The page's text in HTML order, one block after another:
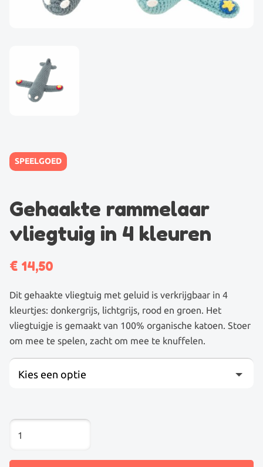
SPEELGOED
Gehaakte rammelaar
vliegtuig in 4 kleuren
€ 14,50
Dit gehaakte vliegtuig met geluid is verkrijgbaar in 4
kleurtjes: donkergrijs, lichtgrijs, rood en groen. Het
vliegtuigje is gemaakt van 100% organische katoen. Stoer
om mee te spelen, zacht om mee te knuffelen.
Kies een optie
RAMMELAAR